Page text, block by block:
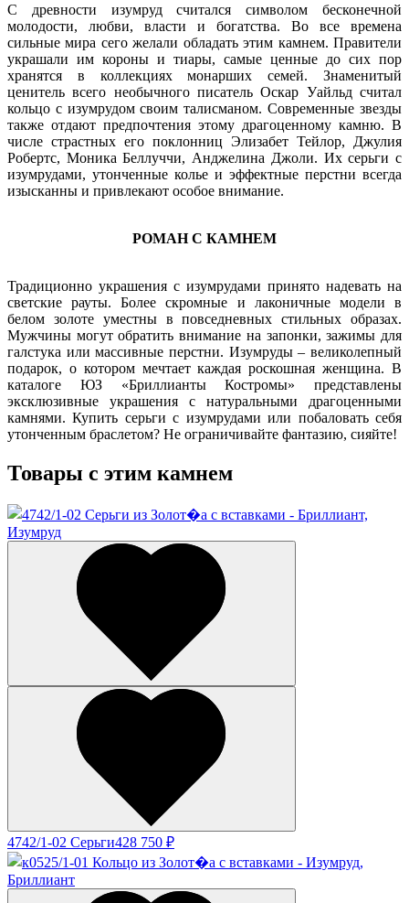
С древности изумруд считался символом бесконечной
молодости, любви, власти и богатства. Во все времена
сильные мира сего желали обладать этим камнем. Правители
украшали им короны и тиары, самые ценные до сих пор
хранятся в коллекциях монарших семей. Знаменитый
ценитель всего необычного писатель Оскар Уайльд считал
кольцо с изумрудом своим талисманом. Современные звезды
также отдают предпочтения этому драгоценному камню. В
числе страстных его поклонниц Элизабет Тейлор, Джулия
Робертс, Моника Беллуччи, Анджелина Джоли. Их серьги с
изумрудами, утонченные колье и эффектные перстни всегда
изысканны и привлекают особое внимание.
РОМАН С КАМНЕМ
Традиционно украшения с изумрудами принято надевать на
светские рауты. Более скромные и лаконичные модели в
белом золоте уместны в повседневных стильных образах.
Мужчины могут обратить внимание на запонки, зажимы для
галстука или массивные перстни. Изумруды – великолепный
подарок, о котором мечтает каждая роскошная женщина. В
каталоге ЮЗ «Бриллианты Костромы» представлены
эксклюзивные украшения с натуральными драгоценными
камнями. Купить серьги с изумрудами или побаловать себя
утонченным браслетом? Не ограничивайте фантазию, сияйте!
Товары с этим камнем
4742/1-02 Серьги428 750 ₽